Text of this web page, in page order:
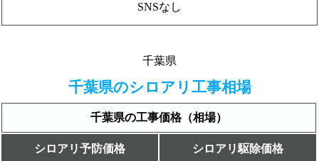
SNSなし
千葉県
千葉県のシロアリ工事相場
千葉県の工事価格（相場）
シロアリ予防価格 シロアリ駆除価格